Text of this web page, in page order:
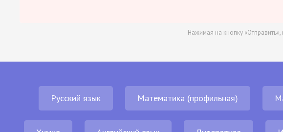
Нажимая на кнопку
Русский язык Математика (профильная)